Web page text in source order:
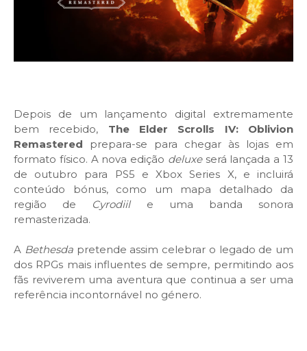
Depois de um lançamento digital extremamente
bem recebido, The Elder Scrolls IV: Oblivion
Remastered prepara-se para chegar às lojas em
formato físico. A nova edição deluxe será lançada a 13
de outubro para PS5 e Xbox Series X, e incluirá
conteúdo bónus, como um mapa detalhado da
região de Cyrodiil e uma banda sonora
remasterizada.
A Bethesda pretende assim celebrar o legado de um
dos RPGs mais influentes de sempre, permitindo aos
fãs reviverem uma aventura que continua a ser uma
referência incontornável no género.